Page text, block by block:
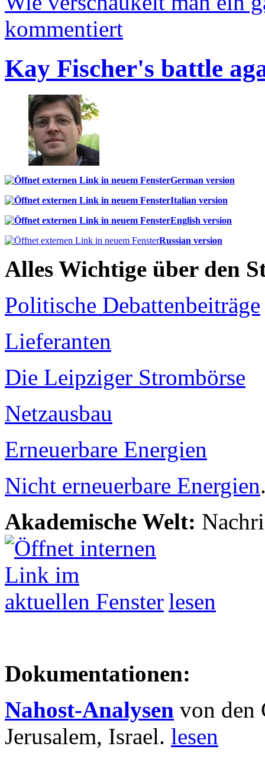
kommentiert
Kay Fischer's battle
German version
Italian version
English version
Russian version
Alles Wichtige über den
Politische Debattenbeiträge
Lieferanten
Die Leipziger Strombörse
Netzausbau
Erneuerbare Energien
Nicht erneuerbare Energien
Akademische Welt:
lesen
Dokumentationen:
Nahost-Analysen von den
Jerusalem, Israel. lesen